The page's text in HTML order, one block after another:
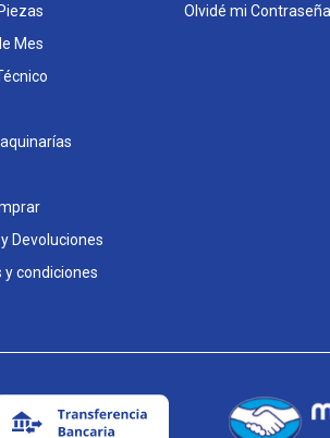
Mes
Devoluciones
y condiciones
Olvidé mi Contraseña